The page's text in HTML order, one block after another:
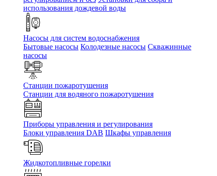
использования дождевой воды
Насосы для систем водоснабжения
Бытовые насосы Колодезные насосы Скважинные
насосы
Станции пожаротушения
Станции для водяного пожаротушения
Приборы управления и регулирования
Блоки управления DAB Шкафы управления
Жидкотопливные горелки